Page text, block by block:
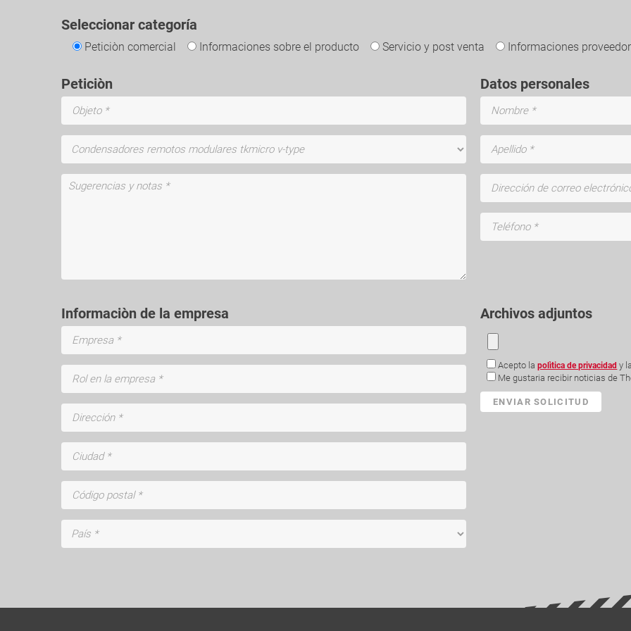
Seleccionar categoría
Peticiòn comercial Informaciones sobre el producto Servicio y post venta Informaciones
Peticiòn Datos personales
Informaciòn de la empresa Archivos adjuntos
Acepto lapolìtica de privacidad y
Me gustaria recibir noticias de